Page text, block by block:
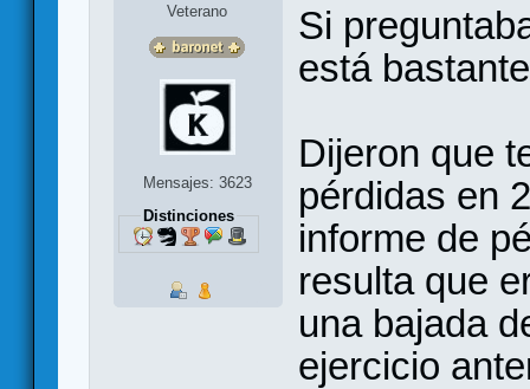
Veterano
Mensajes: 3623
Distinciones
Si
está
Dijeron que
pérdidas en
informe de
resulta que
una bajada
ejercicio